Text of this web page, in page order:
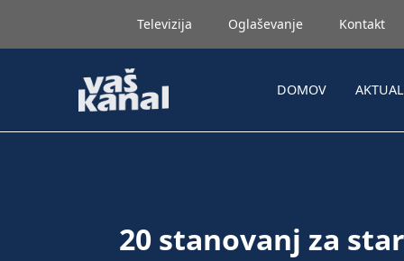
Televizija Oglaševanje Kontakt
DOMOV
20 stanovanj za